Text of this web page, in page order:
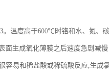
温度高于600℃时铬和水、氮、
面生成氧化薄膜之后速度急剧减
容易和稀盐酸或稀硫酸反应,生成